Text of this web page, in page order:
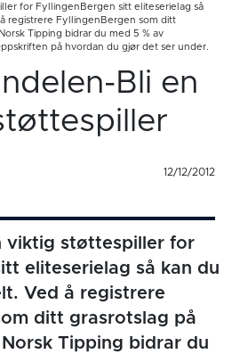
for FyllingenBergen sitt eliteserielag så
registrere FyllingenBergen som ditt
Tipping bidrar du med 5 % av
på hvordan du gjør det ser under.
Bli en
12/12/2012
viktig støttespiller for
eliteserielag så kan du
Ved å registrere
ditt grasrotslag på
Tipping bidrar du